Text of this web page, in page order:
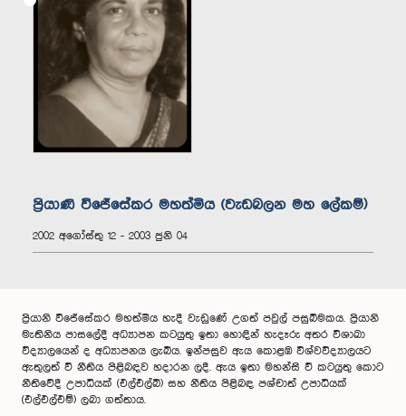
ප්‍රියාණි වි‌ජේ‌සේකර මහත්මිය (වැඩබලන මහ‌ ලේකම්)
2002 අ‌ගෝස්තු 12 - 2003 ජුනි 04
ප්‍රියානි විජේසේකර මහත්මිය හැදී වැඩුණේ උගත් පවුල් පසුබිමකය. ප්‍රියානි
මැතිනිය පාසලේදී අධ්‍යාපන කටයුතු ඉතා හොඳින් හැදෑරු අතර විශාඛා
විද්‍යාලයෙන් ද අධ්‍යාපනය ලැබීය. ඉන්පසුව ඇය කොළඹ විශ්වවිද්‍යාලයට
ඇතුලත් වී නීතිය පිළිබඳව හදාරන ලදී. ඇය ඉතා මහන්සි වී කටයුතු කොට
නීතිවේදී උපාධියක් (එල්එල්බී) සහ නීතිය පිළිබඳ පශ්චාත් උපාධියක්
(එල්එල්එම්) ලබා ගත්තාය.